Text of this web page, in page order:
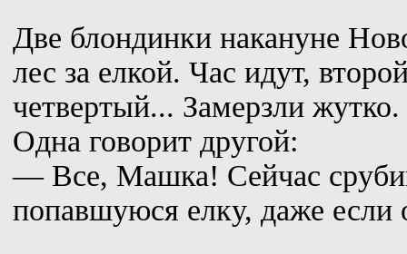
Две блондинки накануне
лес за елкой. Час идут,
четвертый... Замерзли жутко.
Одна говорит другой:
— Все, Машка! Сейчас
попавшуюся елку, даже если